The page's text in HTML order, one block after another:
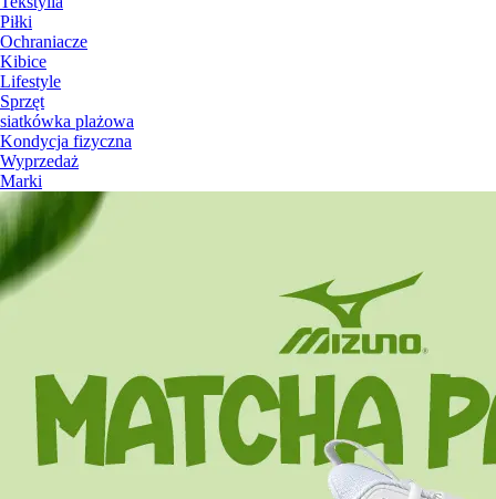
Piłki
Ochraniacze
Kibice
Lifestyle
Sprzęt
siatkówka plażowa
Kondycja fizyczna
Wyprzedaż
Marki